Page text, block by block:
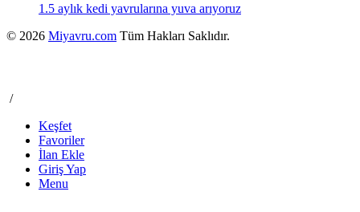
1.5 aylık kedi yavrularına yuva arıyoruz
© 2026 Miyavru.com Tüm Hakları Saklıdır.
/
Keşfet
Favoriler
İlan Ekle
Giriş Yap
Menu